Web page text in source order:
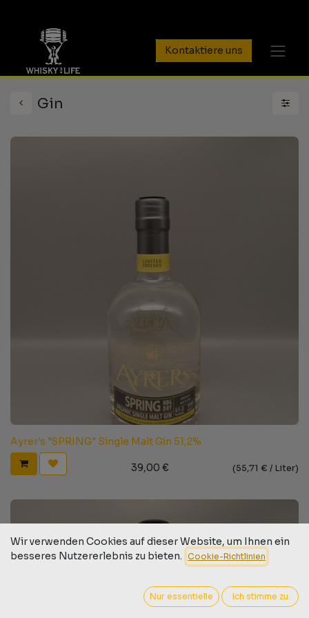
Kontaktiere uns
Gin
Ayrer's "SPRING" Single Malt Gin 51,2%
39,00 € (55,71 € / Liter)
Wir verwenden Cookies auf dieser Website, um Ihnen ein
besseres Nutzererlebnis zu bieten. Cookie-Richtlinien
Nur essentielle Ich stimme zu